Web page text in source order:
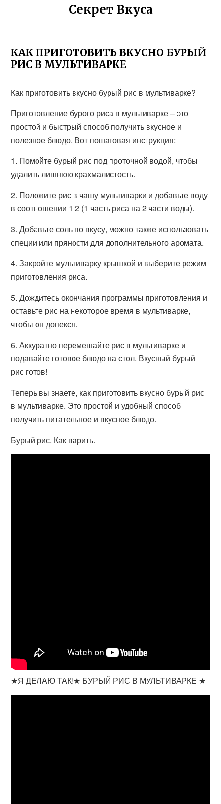
Секрет Вкуса
КАК ПРИГОТОВИТЬ ВКУСНО БУРЫЙ
РИС В МУЛЬТИВАРКЕ
Как приготовить вкусно бурый рис в мультиварке?
Приготовление бурого риса в мультиварке – это
простой и быстрый способ получить вкусное и
полезное блюдо. Вот пошаговая инструкция:
1. Помойте бурый рис под проточной водой, чтобы
удалить лишнюю крахмалистость.
2. Положите рис в чашу мультиварки и добавьте воду
в соотношении 1:2 (1 часть риса на 2 части воды).
3. Добавьте соль по вкусу, можно также использовать
специи или пряности для дополнительного аромата.
4. Закройте мультиварку крышкой и выберите режим
приготовления риса.
5. Дождитесь окончания программы приготовления и
оставьте рис на некоторое время в мультиварке,
чтобы он допекся.
6. Аккуратно перемешайте рис в мультиварке и
подавайте готовое блюдо на стол. Вкусный бурый
рис готов!
Теперь вы знаете, как приготовить вкусно бурый рис
в мультиварке. Это простой и удобный способ
получить питательное и вкусное блюдо.
Бурый рис. Как варить.
★Я ДЕЛАЮ ТАК!★ БУРЫЙ РИС В МУЛЬТИВАРКЕ ★